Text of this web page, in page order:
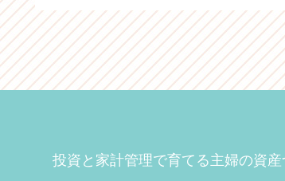
投資と家計管理で育てる主婦の資